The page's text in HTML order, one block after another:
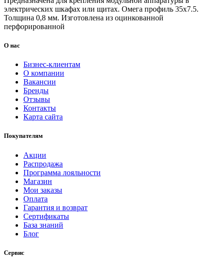
электрических шкафах или щитах. Омега профиль 35х7.5.
Толщина 0,8 мм. Изготовлена из оцинкованной
перфорированной
О нас
Бизнес-клиентам
О компании
Вакансии
Бренды
Отзывы
Контакты
Карта сайта
Покупателям
Акции
Распродажа
Программа лояльности
Магазин
Мои заказы
Оплата
Гарантия и возврат
Сертификаты
База знаний
Блог
Сервис